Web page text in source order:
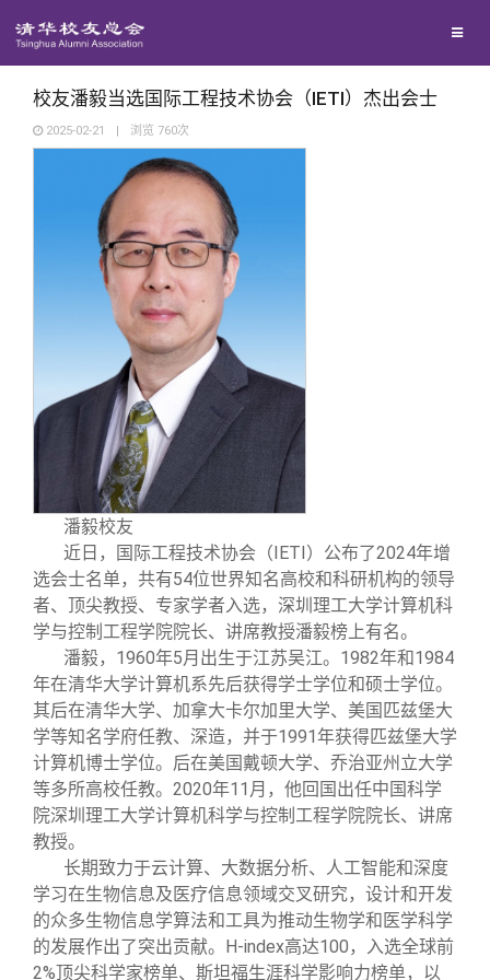
地区联络
年级联络
院系校友工作
专业委员会
兴趣群体
西南联大校友会
回馈母校
捐赠项目
捐赠新闻
捐赠纪事
捐赠方法
义工计划
媒体平台
《清华校友通讯》
《水木清华》
我要订阅
新媒体平台
百年清华
清华人物
清华故事
青春风采
校友文苑
校友讲坛
校友视界
校友服务
终身学习
信息化服务
三创大赛
实用信息
校友总会
总会简介
会长致辞
总会章程
理事会名单
制度法规
联系我们
关闭
校友潘毅当选国际工程技术协会（IETI）杰出会士
2025-02-21 | 浏览 760次
潘毅校友
近日，国际工程技术协会（ IETI ）公布了2024年增
选会士名单，共有54位世界知名高校和科研机构的领导
者、顶尖教授、专家学者入选，深圳理工大学计算机科
学与控制工程学院院长、讲席教授潘毅榜上有名。
潘毅， 1960年5月出生于江苏吴江。 1982年和1984
年在清华大学计算机系先后获得学士学位和硕士学位。
其后在清华大学、加拿大卡尔加里大学、美国匹兹堡大
学等知名学府任教、深造，并于1991年获得匹兹堡大学
计算机博士学位。后在美国戴顿大学、乔治亚州立大学
等多所高校任教。 2020年11 月，他回国出任中国科学
院深圳理工大学计算机科学与控制工程学院院长、讲席
教授。
长期致力于云计算、大数据分析、人工智能和深度
学习在生物信息及医疗信息领域交叉研究，设计和开发
的众多生物信息学算法和工具为推动生物学和医学科学
的发展作出了突出贡献。
H-index高达100 ，入选全球前
2% 顶尖科学家榜单、斯坦福生涯科学影响力榜单，以